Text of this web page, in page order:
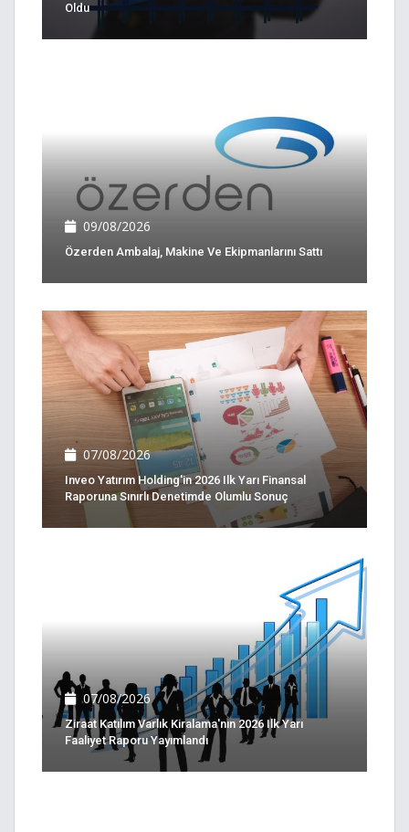
Oldu
09/08/2026
Özerden Ambalaj, Makine Ve Ekipmanlarını Sattı
07/08/2026
Inveo Yatırım Holding'in 2026 Ilk Yarı Finansal
Raporuna Sınırlı Denetimde Olumlu Sonuç
07/08/2026
Ziraat Katılım Varlık Kiralama'nın 2026 Ilk Yarı
Faaliyet Raporu Yayımlandı